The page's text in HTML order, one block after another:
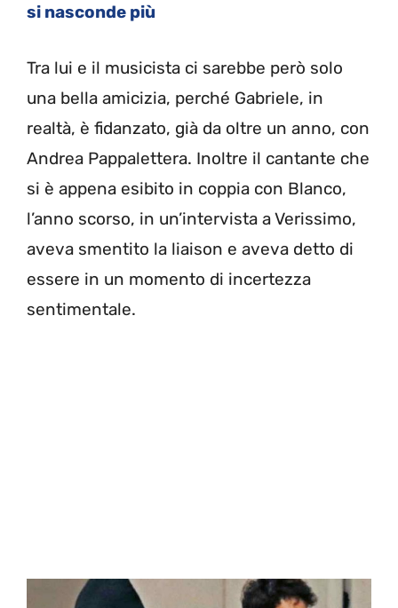
si nasconde più
Tra lui e il musicista ci sarebbe però solo
una bella amicizia, perché Gabriele, in
realtà, è fidanzato, già da oltre un anno, con
Andrea Pappalettera. Inoltre il cantante che
si è appena esibito in coppia con Blanco,
l’anno scorso, in un’intervista a Verissimo,
aveva smentito la liaison e aveva detto di
essere in un momento di incertezza
sentimentale.